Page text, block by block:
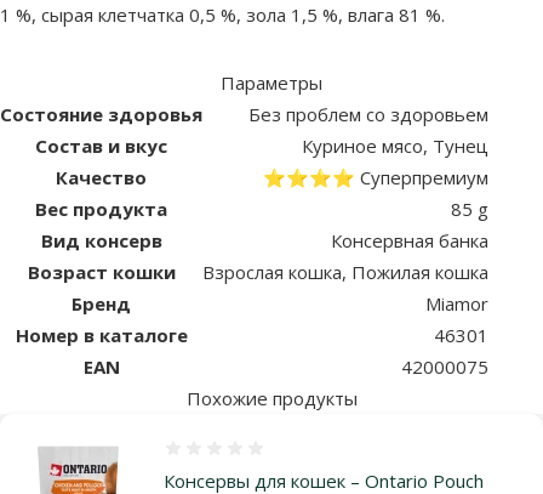
1 %, сырая клетчатка 0,5 %, зола 1,5 %, влага 81 %.
Параметры
Состояние здоровья
Без проблем со здоровьем
Состав и вкус
Куриное мясо, Тунец
Качество
⭐⭐⭐⭐ Суперпремиум
Вес продукта
85 g
Вид консерв
Консервная банка
Возраст кошки
Взрослая кошка, Пожилая кошка
Бренд
Miamor
Номер в каталоге
46301
EAN
42000075
Похожие продукты
Консервы для кошек – Ontario Pouch